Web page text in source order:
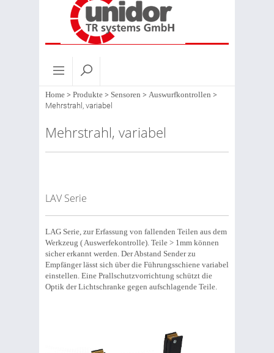
Home > Produkte > Sensoren > Auswurfkontrollen >
Mehrstrahl, variabel
Mehrstrahl, variabel
LAV Serie
LAG Serie, zur Erfassung von fallenden Teilen aus dem
Werkzeug ( Auswerfekontrolle). Teile > 1mm können
sicher erkannt werden. Der Abstand Sender zu
Empfänger lässt sich über die Führungsschiene variabel
einstellen. Eine Prallschutzvorrichtung schützt die
Optik der Lichtschranke gegen aufschlagende Teile.